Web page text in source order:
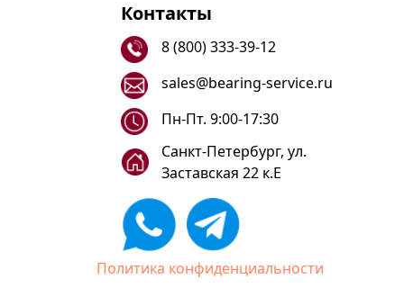
Контакты
8 (800) 333-39-12
sales@bearing-service.ru
Санкт-Петербург, ул.
Заставская 22 к.Е
Пн-Пт. 9:00-17:30
Политика конфиденциальности